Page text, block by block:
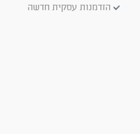
הזדמנות עסקית חדשה